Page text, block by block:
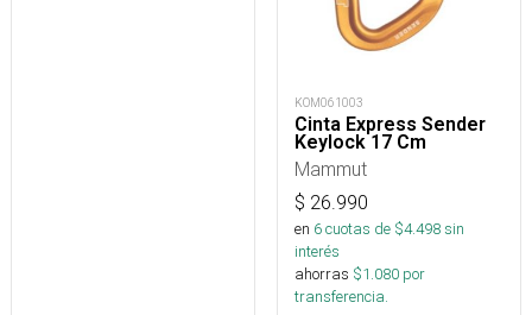
KOM061003
Cinta Express Sender
Keylock 17 Cm
Mammut
$ 26.990
en 6cuotas de $4.498sin
interés
ahorras $1.080 por
transferencia.